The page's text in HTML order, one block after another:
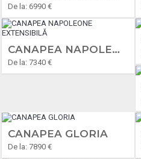
De la: 6990 €
CANAPEA NAPOLEONE EXTENSIBILĂ
De la: 7340 €
CANAPEA GLORIA
De la: 7890 €